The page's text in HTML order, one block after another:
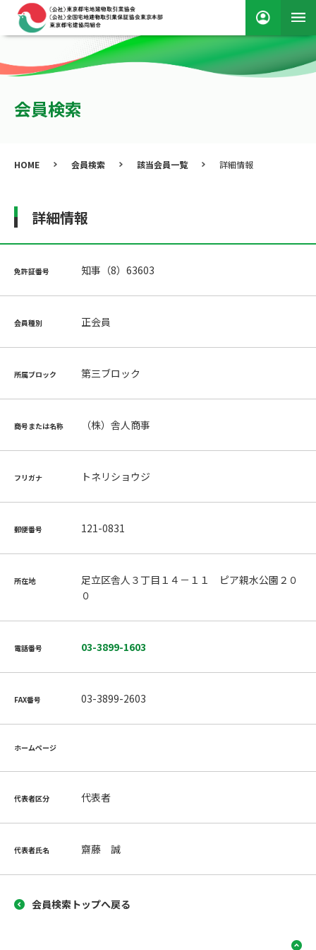
会員検索
HOME 会員検索 該当会員一覧 詳細情報
詳細情報
免許証番号 知事（8）63603
会員種別 正会員
所属ブロック 第三ブロック
商号または名称 （株）舎人商事
フリガナ トネリショウジ
郵便番号 121-0831
所在地
足立区舎人３丁目１４－１１ ピア親水公園２０
０
電話番号 03-3899-1603
FAX番号 03-3899-2603
ホームページ
代表者区分 代表者
代表者氏名 齋藤 誠
会員検索トップへ戻る